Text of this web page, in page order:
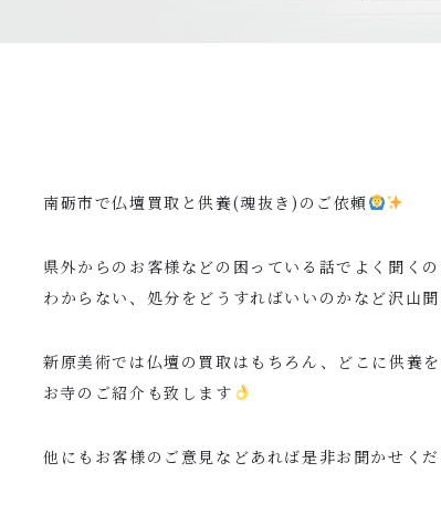
南砺市で仏壇買取と供養(魂抜き)のご依頼
県外からのお客様などの困っている話でよく聞く
わからない、処分をどうすればいいのかなど沢山聞
新原美術では仏壇の買取はもちろん、どこに供養
お寺のご紹介も致します
他にもお客様のご意見などあれば是非お聞かせく